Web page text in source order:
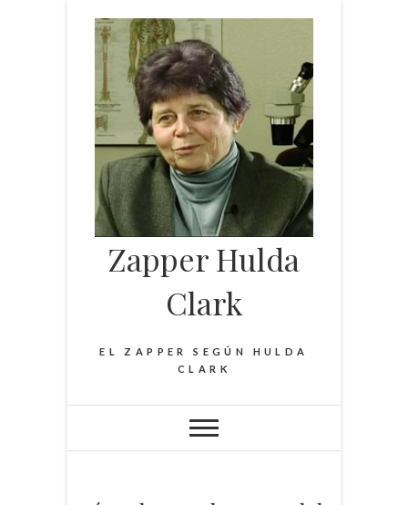
contenido
Zapper Hulda
Clark
EL ZAPPER SEGÚN HULDA
CLARK